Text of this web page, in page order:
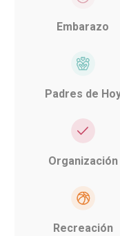
Embarazo
Padres de
Organización
Recreación